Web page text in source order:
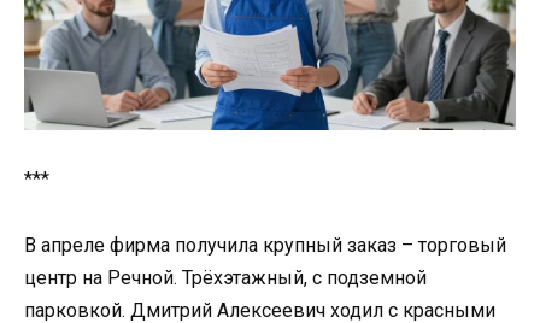
***
В апреле фирма получила крупный заказ – торговый
центр на Речной. Трёхэтажный, с подземной
парковкой. Дмитрий Алексеевич ходил с красными